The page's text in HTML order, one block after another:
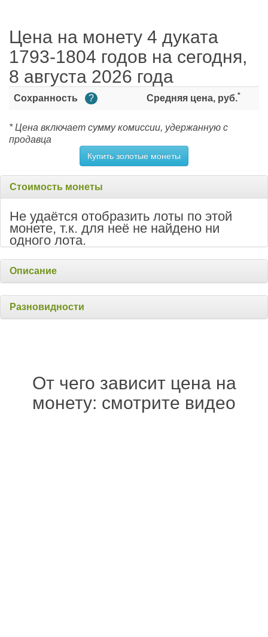
Цена на монету 4 дуката
1793-1804 годов на сегодня,
8 августа 2026 года
Сохранность ? Средняя цена, руб.*
* Цена включает сумму комиссии, удержанную с
продавца
Купить золотые монеты
Стоимость монеты
Не удаётся отобразить лоты по этой
монете, т.к. для неё не найдено ни
одного лота.
Описание
Разновидности
От чего зависит цена на
монету: смотрите видео